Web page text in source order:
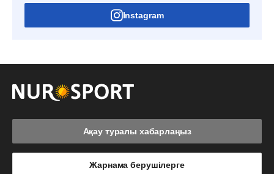
Instagram
Ақау туралы хабарлаңыз
Жарнама берушілерге